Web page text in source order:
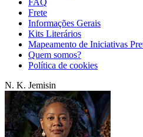
FAQ
Frete
Informações Gerais
Kits Literários
Mapeamento de Iniciativas
Quem somos?
Política de cookies
N. K. Jemisin